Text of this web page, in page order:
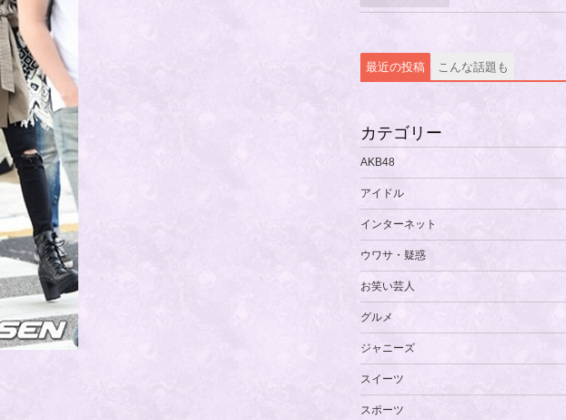
最近の投稿 こんな話題も
カテゴリー
AKB48
アイドル
インターネット
ウワサ・疑惑
お笑い芸人
グルメ
ジャニーズ
スイーツ
スポーツ